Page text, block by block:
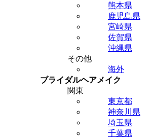
熊本県
鹿児島県
宮崎県
佐賀県
沖縄県
その他
海外
ブライダルヘアメイク
関東
東京都
神奈川県
埼玉県
千葉県